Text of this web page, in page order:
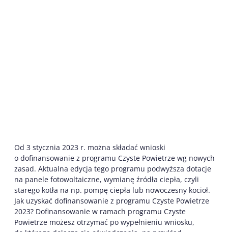
Od 3 stycznia 2023 r. można składać wnioski
o dofinansowanie z programu Czyste Powietrze wg nowych
zasad. Aktualna edycja tego programu podwyższa dotacje
na panele fotowoltaiczne, wymianę źródła ciepła, czyli
starego kotła na np. pompę ciepła lub nowoczesny kocioł.
Jak uzyskać dofinansowanie z programu Czyste Powietrze
2023? Dofinansowanie w ramach programu Czyste
Powietrze możesz otrzymać po wypełnieniu wniosku,